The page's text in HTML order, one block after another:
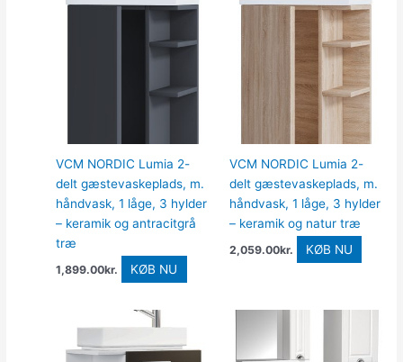
VCM NORDIC Lumia 2-
delt gæstevaskeplads, m.
håndvask, 1 låge, 3 hylder
– keramik og antracitgrå
træ
1,899.00kr. KØB NU
VCM NORDIC Lumia 2-
delt gæstevaskeplads, m.
håndvask, 1 låge, 3 hylder
– keramik og natur træ
2,059.00kr. KØB NU